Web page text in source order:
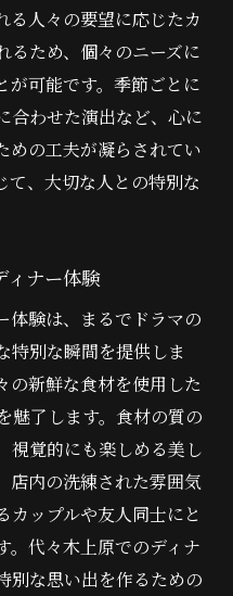
る人々の要望に応じたカ
るため、個々のニーズに
が可能です。季節ごとに
合わせた演出など、心に
めの工夫が凝らされてい
て、大切な人との特別な
ィナー体験
体験は、まるでドラマの
特別な瞬間を提供しま
の新鮮な食材を使用した
魅了します。食材の質の
視覚的にも楽しめる美し
店内の洗練された雰囲気
カップルや友人同士にと
。代々木上原でのディナ
別な思い出を作るための